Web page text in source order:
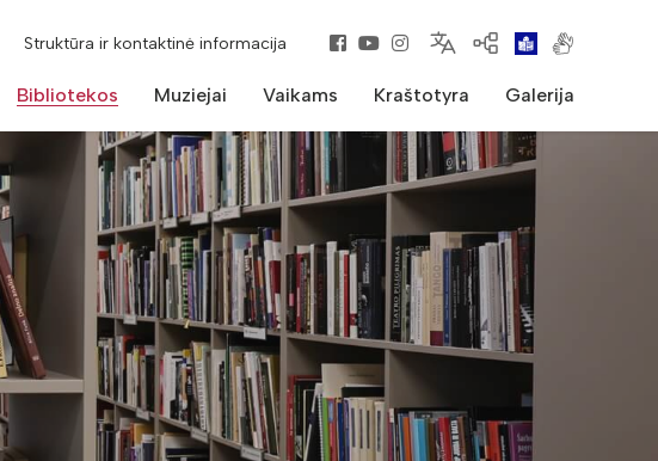
Struktūra ir kontaktinė informacija
Bibliotekos Muziejai Vaikams Kraštotyra Galerija